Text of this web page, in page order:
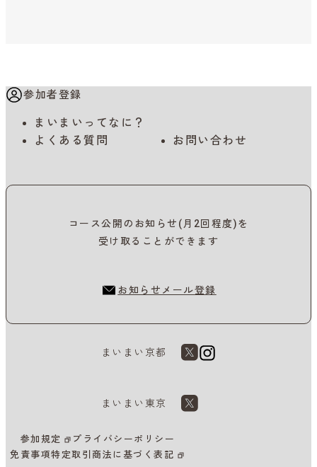
参加者登録
まいまいってなに？
よくある質問
お問い合わせ
コース公開のお知らせ(月2回程度)を
受け取ることができます
お知らせメール登録
まいまい京都
まいまい東京
参加規定
プライバシーポリシー
免責事項特定取引商法に基づく表記